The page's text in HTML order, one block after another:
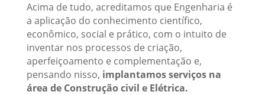
Acima de tudo, acreditamos que Engenharia é
a aplicação do conhecimento científico,
econômico, social e prático, com o intuito de
inventar nos processos de criação,
aperfeiçoamento e complementação e,
pensando nisso, implantamos serviços na
área de Construção civil e Elétrica.